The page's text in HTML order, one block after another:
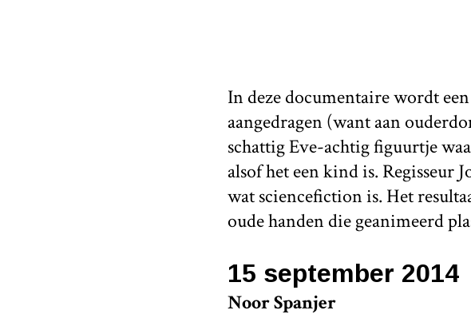
In deze documentaire wordt
aangedragen (want aan
schattig Eve-achtig figuurtje
alsof het een kind is. Regisseur
wat sciencefiction is. Het
oude handen die geanimeerd
15 september 2014
Noor Spanjer